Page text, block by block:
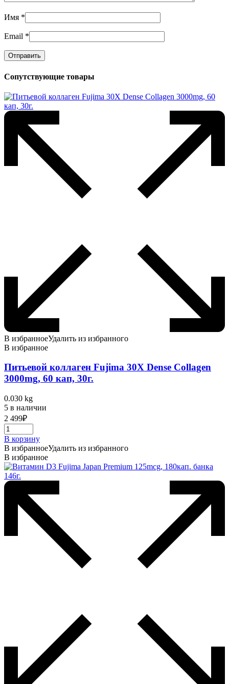
Имя *
Email *
Сопутствующие товары
В избранноеУдалить из избранного
В избранное
Питьевой коллаген Fujima 30Х Dense Collagen
3000mg, 60 кап, 30г.
0.030 kg
5 в наличии
2 499₽
В корзину
В избранноеУдалить из избранного
В избранное